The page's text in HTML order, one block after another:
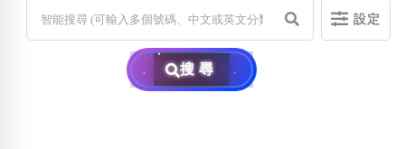
設定
搜尋